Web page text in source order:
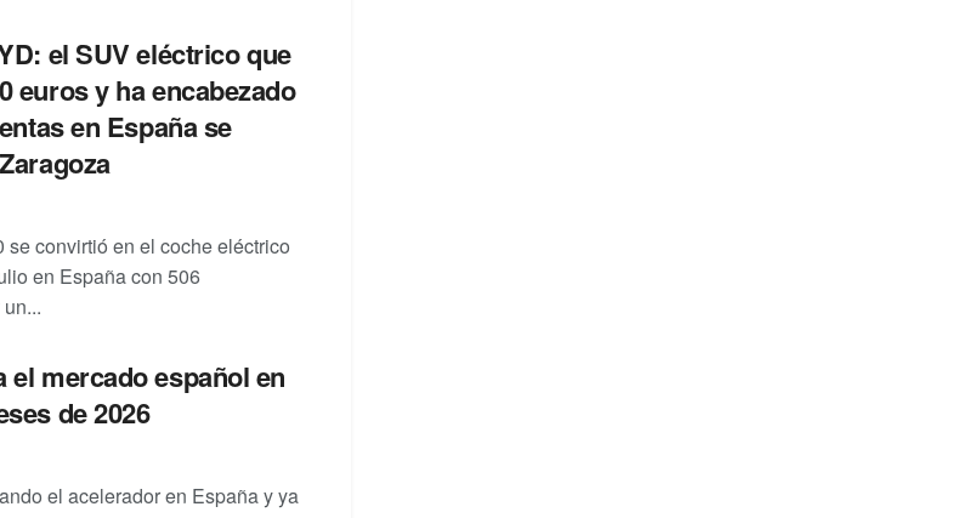
el SUV eléctrico que
euros y ha encabezado
en España se
se convirtió en el coche eléctrico
en España con 506
el mercado español en
de 2026
el acelerador en España y ya